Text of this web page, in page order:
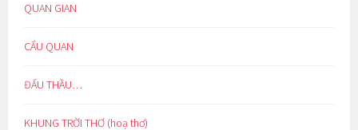
QUAN GIAN
CẨU QUAN
ĐẤU THẦU…
KHUNG TRỜI THƠ (hoạ thơ)